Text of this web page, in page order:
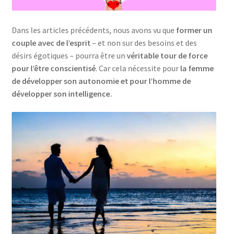
Mandalathèque
Me contacter
Mon compte
Panier
Vidéos
Dans les articles précédents, nous avons vu que former un
couple avec de l’esprit – et non sur des besoins et des
désirs égotiques – pourra être un véritable tour de force
pour l’être conscientisé. Car cela nécessite pourla femme
de développer son autonomie et pour l’homme de
développer son intelligence.